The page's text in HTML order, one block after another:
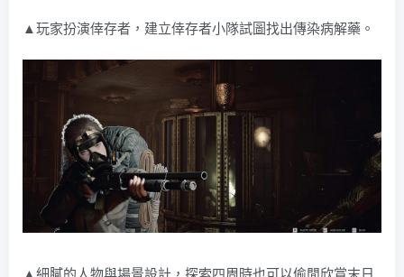
▲玩家扮演倖存者，建立倖存者小隊試圖找出傳染病解藥。